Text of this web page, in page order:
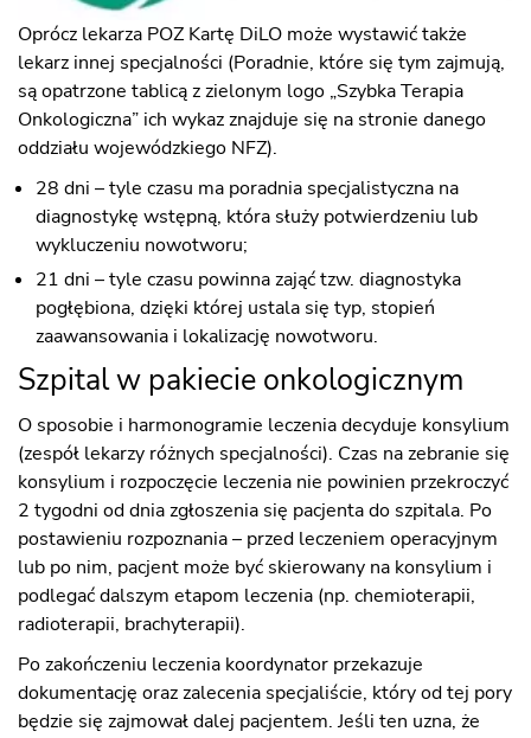
Oprócz lekarza POZ Kartę DiLO może wystawić także
lekarz innej specjalności (Poradnie, które się tym zajmują,
są opatrzone tablicą z zielonym logo „Szybka Terapia
Onkologiczna” ich wykaz znajduje się na stronie danego
oddziału wojewódzkiego NFZ).
28 dni – tyle czasu ma poradnia specjalistyczna na
diagnostykę wstępną, która służy potwierdzeniu lub
wykluczeniu nowotworu;
21 dni – tyle czasu powinna zająć tzw. diagnostyka
pogłębiona, dzięki której ustala się typ, stopień
zaawansowania i lokalizację nowotworu.
Szpital w pakiecie onkologicznym
O sposobie i harmonogramie leczenia decyduje konsylium
(zespół lekarzy różnych specjalności). Czas na zebranie się
konsylium i rozpoczęcie leczenia nie powinien przekroczyć
2 tygodni od dnia zgłoszenia się pacjenta do szpitala. Po
postawieniu rozpoznania – przed leczeniem operacyjnym
lub po nim, pacjent może być skierowany na konsylium i
podlegać dalszym etapom leczenia (np. chemioterapii,
radioterapii, brachyterapii).
Po zakończeniu leczenia koordynator przekazuje
dokumentację oraz zalecenia specjaliście, który od tej pory
będzie się zajmował dalej pacjentem. Jeśli ten uzna, że